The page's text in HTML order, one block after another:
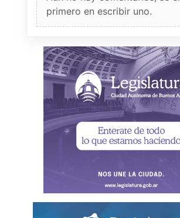
primero en escribir uno.